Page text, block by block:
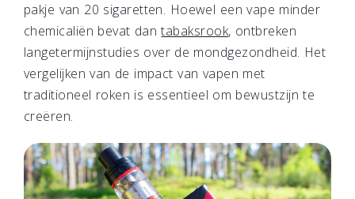
pakje van 20 sigaretten. Hoewel een vape minder
chemicaliën bevat dantabaksrook, ontbreken
langetermijnstudies over de mondgezondheid. Het
vergelijken van de impact van vapen met
traditioneel roken is essentieel om bewustzijn te
creëren.